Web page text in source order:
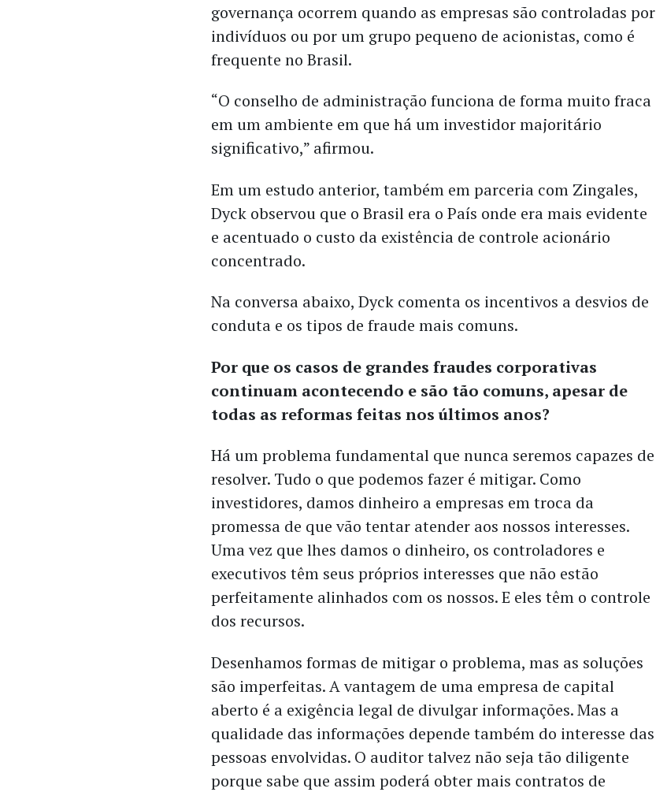
governança ocorrem quando as empresas são controladas por
indivíduos ou por um grupo pequeno de acionistas, como é
frequente no Brasil.
“O conselho de administração funciona de forma muito fraca
em um ambiente em que há um investidor majoritário
significativo,” afirmou.
Em um estudo anterior, também em parceria com Zingales,
Dyck observou que o Brasil era o País onde era mais evidente
e acentuado o custo da existência de controle acionário
concentrado.
Na conversa abaixo, Dyck comenta os incentivos a desvios de
conduta e os tipos de fraude mais comuns.
Por que os casos de grandes fraudes corporativas
continuam acontecendo e são tão comuns, apesar de
todas as reformas feitas nos últimos anos?
Há um problema fundamental que nunca seremos capazes de
resolver. Tudo o que podemos fazer é mitigar. Como
investidores, damos dinheiro a empresas em troca da
promessa de que vão tentar atender aos nossos interesses.
Uma vez que lhes damos o dinheiro, os controladores e
executivos têm seus próprios interesses que não estão
perfeitamente alinhados com os nossos. E eles têm o controle
dos recursos.
Desenhamos formas de mitigar o problema, mas as soluções
são imperfeitas. A vantagem de uma empresa de capital
aberto é a exigência legal de divulgar informações. Mas a
qualidade das informações depende também do interesse das
pessoas envolvidas. O auditor talvez não seja tão diligente
porque sabe que assim poderá obter mais contratos de